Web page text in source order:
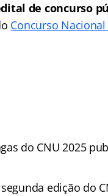
de concurso
Concurso
do CNU 2025
edição do